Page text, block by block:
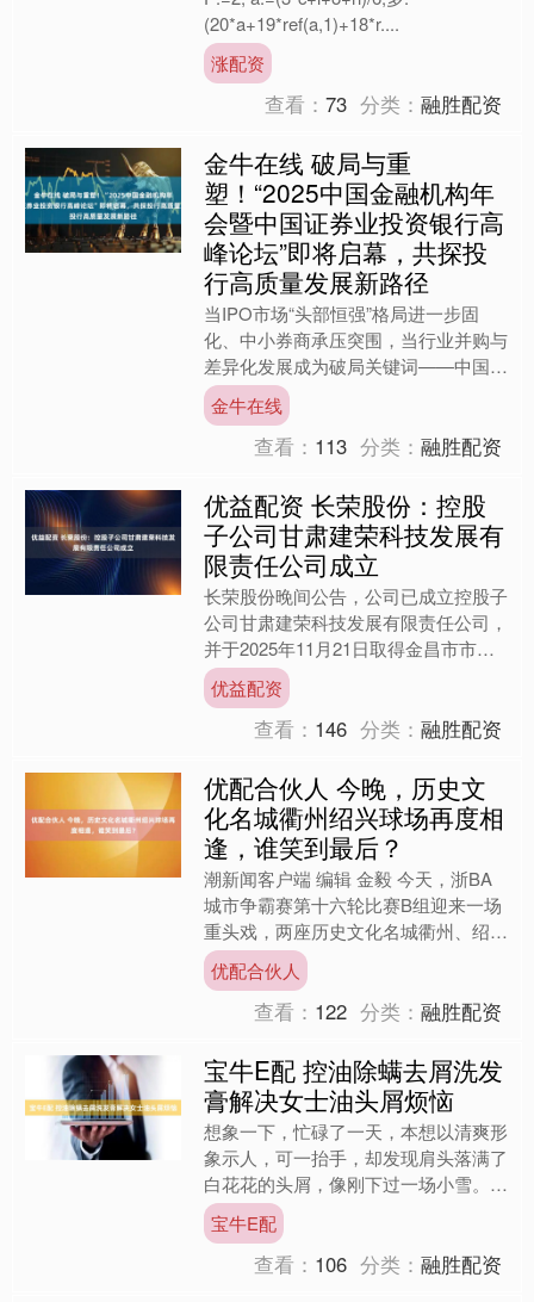
(20*a+19*ref(a,1)+18*r....
涨配资
查看：73 分类：融胜配资
金牛在线 破局与重
塑！“2025中国金融机构年
会暨中国证券业投资银行高
峰论坛”即将启幕，共探投
行高质量发展新路径
当IPO市场“头部恒强”格局进一步固
化、中小券商承压突围，当行业并购与
差异化发展成为破局关键词——中国证
券业投资银行正站在转型攻坚与价值重
塑的十字路口。 在此关....
金牛在线
查看： 113 分类：融胜配资
优益配资 长荣股份：控股
子公司甘肃建荣科技发展有
限责任公司成立
长荣股份晚间公告，公司已成立控股子
公司甘肃建荣科技发展有限责任公司，
并于2025年11月21日取得金昌市市场
监督管理局颁发的《营业执照》。甘肃
建荣注册资本600....
优益配资
查看： 146 分类：融胜配资
优配合伙人 今晚，历史文
化名城衢州绍兴球场再度相
逢，谁笑到最后？
潮新闻客户端 编辑 金毅 今天，浙BA
城市争霸赛第十六轮比赛B组迎来一场
重头戏，两座历史文化名城衢州、绍兴
相会于衢江大地，一决高下。 在第五
轮比赛中两队相遇，绍....
优配合伙人
查看： 122 分类：融胜配资
宝牛E配 控油除螨去屑洗发
膏解决女士油头屑烦恼
想象一下，忙碌了一天，本想以清爽形
象示人，可一抬手，却发现肩头落满了
白花花的头屑，像刚下过一场小雪。挠
挠头，大片头屑簌簌落下，别提多尴尬
了。凑近闻闻，头皮还散发....
宝牛E配
查看： 106 分类：融胜配资